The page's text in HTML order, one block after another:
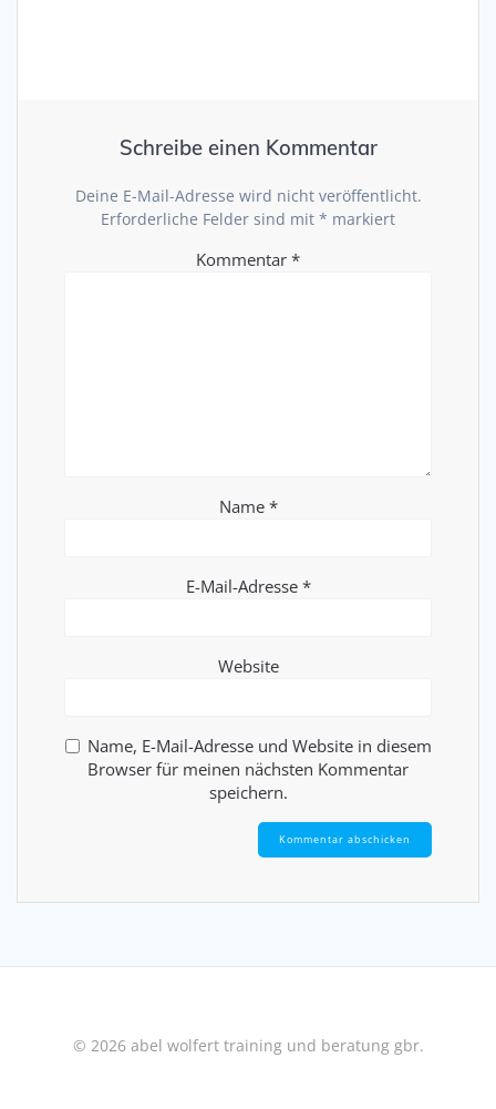
Schreibe einen Kommentar
Deine E-Mail-Adresse wird nicht veröffentlicht.
Erforderliche Felder sind mit * markiert
Kommentar *
Name *
E-Mail-Adresse *
Website
Name, E-Mail-Adresse und Website in diesem
Browser für meinen nächsten Kommentar
speichern.
© 2026 abel wolfert training und beratung gbr.